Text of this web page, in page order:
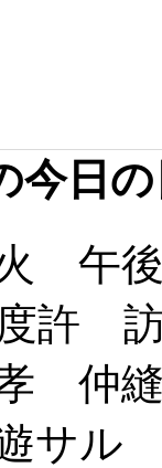
今日
午後
度許
仲縫
サル